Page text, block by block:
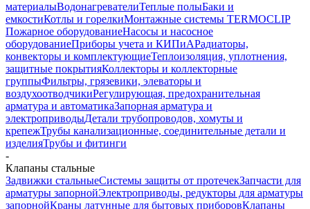
материалыВодонагревателиТеплые полыБаки и
емкостиКотлы и горелкиМонтажные системы TERMOCLIP
Пожарное оборудованиеНасосы и насосное
оборудованиеПриборы учета и КИПиАРадиаторы,
конвекторы и комплектующиеТеплоизоляция, уплотнения,
защитные покрытияКоллекторы и коллекторные
группыФильтры, грязевики, элеваторы и
воздухоотводчикиРегулирующая, предохранительная
арматура и автоматикаЗапорная арматура и
электроприводыДетали трубопроводов, хомуты и
крепежТрубы канализационные, соединительные детали и
изделияТрубы и фитинги
-
Клапаны стальные
Задвижки стальныеСистемы защиты от протечекЗапчасти для
арматуры запорнойЭлектроприводы, редукторы для арматуры
запорнойКраны латунные для бытовых приборовКлапаны